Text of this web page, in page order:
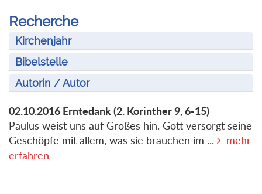
Recherche
Kirchenjahr
Bibelstelle
Autorin / Autor
02.10.2016 Erntedank (2. Korinther 9, 6-15)
Paulus weist uns auf Großes hin. Gott versorgt seine
Geschöpfe mit allem, was sie brauchen im ...
mehr
erfahren